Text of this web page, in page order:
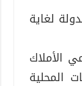
لغاية
الأملاك
المحلية